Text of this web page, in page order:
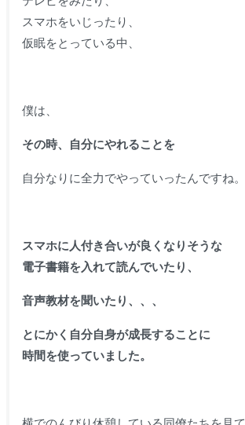
スマホをいじったり、
仮眠をとっている中、
僕は、
その時、自分にやれることを
自分なりに全力でやっていったんですね。
スマホに人付き合いが良くなりそうな
電子書籍を入れて読んでいたり、
音声教材を聞いたり、、、
とにかく自分自身が成長することに
時間を使っていました。